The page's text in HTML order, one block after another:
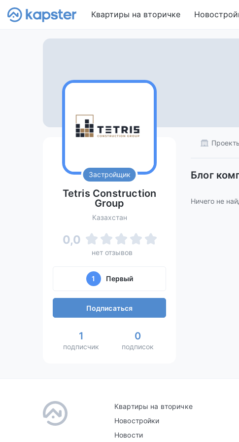
Квартиры на вторичке
Застройщик
Tetris Construction
Group
Казахстан
0,0
нет отзывов
1 Первый
Подписаться
1
подписчик
0
подписок
Блог
Ничего не
Квартиры на вторичке
Новостройки
Новости